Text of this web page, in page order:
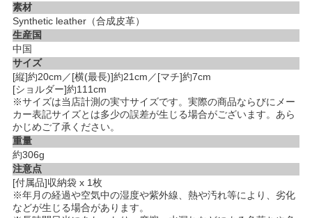
素材
Synthetic leather（合成皮革）
生産国
中国
サイズ
[縦]約20cm／[横(最長)]約21cm／[マチ]約7cm
[ショルダー]約111cm
※サイズは当店計測の実寸サイズです。実際の商品ならびにメー
カー表記サイズとは多少の誤差が生じる場合がございます。あら
かじめご了承ください。
重量
約306g
注意点
[付属品]収納袋 x 1枚
※年月の経過や空気中の湿度や紫外線、熱や汚れ等により、劣化
などが生じる場合があります。